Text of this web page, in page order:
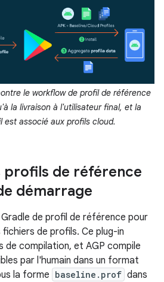
le workflow de profil de référence
la livraison à l'utilisateur final, et la
est associé aux profils cloud.
profils de référence
démarrage
Gradle de profil de référence pour
de profils. Ce plug-in
de compilation, et AGP compile
par l'humain dans un format
la forme baseline.prof dans